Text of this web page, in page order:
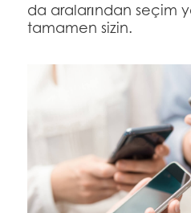
da aralarından seçim
tamamen sizin.